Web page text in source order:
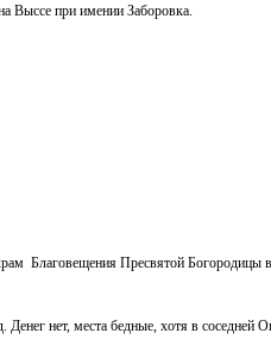
Выссе при имении Заборовка.
Благовещения Пресвятой Богородицы
нет, места бедные, хотя в соседней